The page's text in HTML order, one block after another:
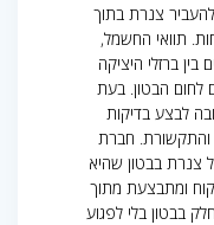
להעביר צנרת בתוך
תוואי החשמל,
ברזלי היציקה
לחום הבטון. בעת
לבצע בדיקות
חברת
צנרת בבטון שהיא
ומתבצעת מתוך
בבטון בלי לפגוע